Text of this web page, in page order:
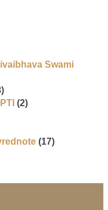
Swami
(2)
(17)